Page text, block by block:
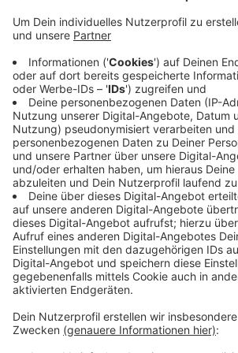
Anzeige
Demnach war der Jugendliche mit
Mutter unterwegs. Ein Scheinwerfer
nicht. Deshalb fiel der Wagen einer
Münsterstraße auf. Als die Polizisten
zu stoppen, gab der Fahrer Gas. Erst
beim Abbiegen mit einem
Bordstein knallte und der Reifen
Verfolgungsjagd. Ein Drogentest
Jährige gekifft hatte. Gegen ihn läuft
Strafverfahren.
Anzeige